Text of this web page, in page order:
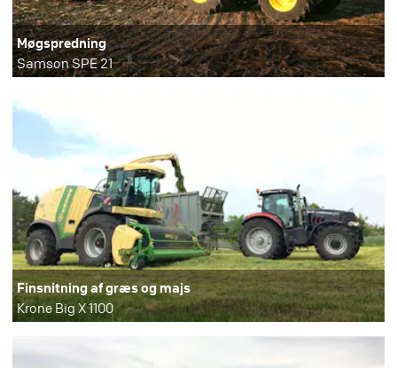
Møgspredning
Samson SPE 21
Finsnitning af græs og majs
Krone Big X 1100